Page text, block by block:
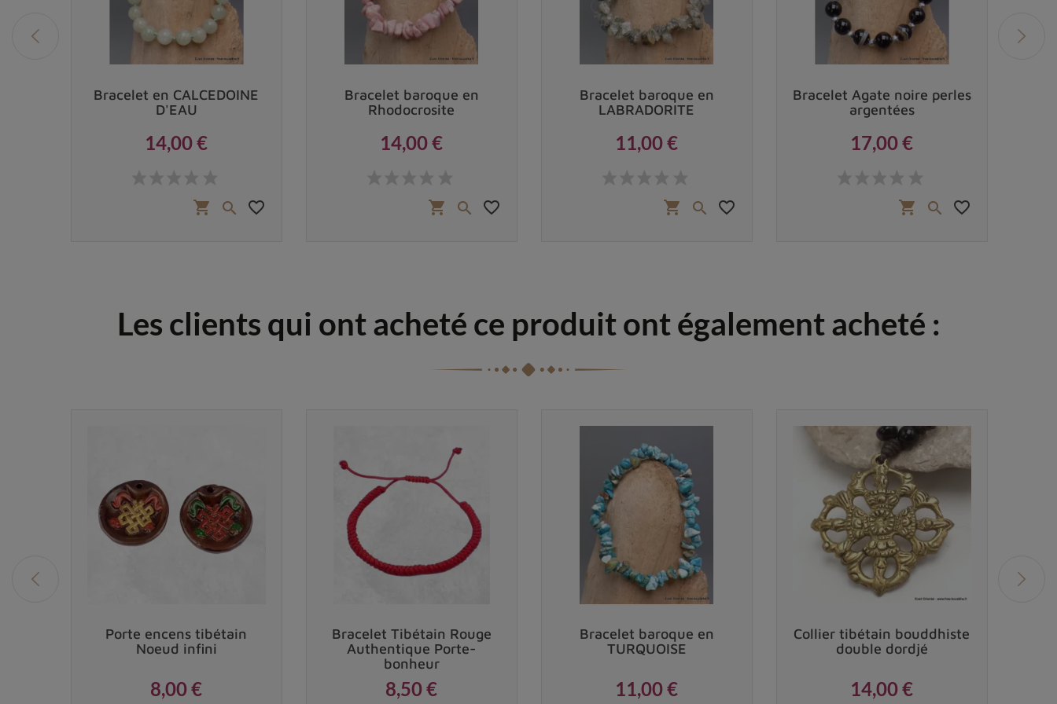
Bracelet en CALCEDOINE
D'EAU
14,00 €
shopping_cart  favorite_border
Bracelet baroque en
Rhodocrosite
14,00 €
shopping_cart  favorite_border
Bracelet baroque en
LABRADORITE
11,00 €
shopping_cart  favorite_border
Bracelet Agate noire perles
argentées
17,00 €
shopping_cart  favorite_border
Les clients qui ont acheté ce produit ont également acheté :
Porte encens tibétain
Noeud infini
8,00 €
Bracelet Tibétain Rouge
Authentique Porte-
bonheur
8,50 €
Bracelet baroque en
TURQUOISE
11,00 €
Collier tibétain bouddhiste
double dordjé
14,00 €